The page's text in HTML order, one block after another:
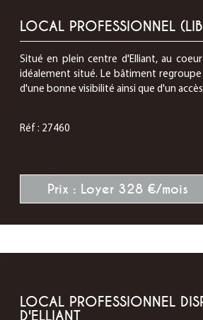
LOCAL PROFESSIONNEL
Situé en plein centre d'Elliant, au
idéalement situé. Le bâtiment
d'une bonne visibilité ainsi que d'un
Réf : 27460
Prix : Loyer 328 €/mois
LOCAL PROFESSIONNEL
D'ELLIANT